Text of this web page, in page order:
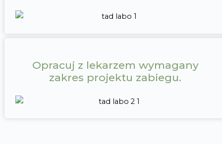
Opracuj z lekarzem wymagany
zakres projektu zabiegu.